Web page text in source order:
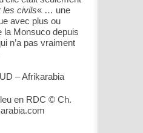
les civils« … une
avec plus ou
la Monsuco depuis
n’a pas vraiment
– Afrikarabia
en RDC © Ch.